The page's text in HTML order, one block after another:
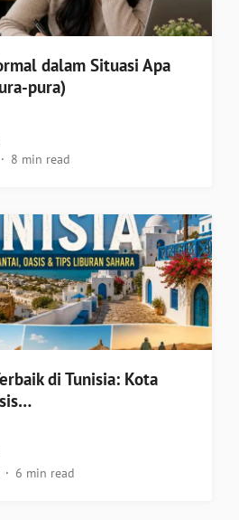
dalam Situasi Apa
pura)
8 min read
di Tunisia: Kota
6 min read